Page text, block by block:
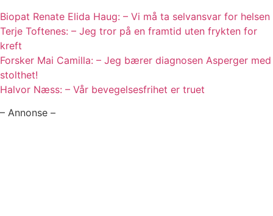
Biopat Renate Elida Haug: – Vi må ta selvansvar for helsen
Terje Toftenes: – Jeg tror på en framtid uten frykten for
kreft
Forsker Mai Camilla: – Jeg bærer diagnosen Asperger med
stolthet!
Halvor Næss: – Vår bevegelsesfrihet er truet
– Annonse –